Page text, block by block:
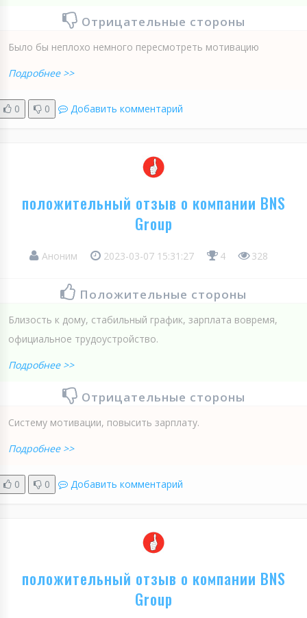
Отрицательные стороны
Было бы неплохо немного пересмотреть мотивацию
Подробнее >>
0 0 Добавить комментарий
положительный отзыв о компании BNS
Group
Аноним 2023-03-07 15:31:27 4 328
Положительные стороны
Близость к дому, стабильный график, зарплата вовремя,
официальное трудоустройство.
Подробнее >>
Отрицательные стороны
Систему мотивации, повысить зарплату.
Подробнее >>
0 0 Добавить комментарий
положительный отзыв о компании BNS
Group